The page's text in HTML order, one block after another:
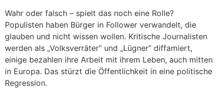
Wahr oder falsch – spielt das noch eine Rolle?
Populisten haben Bürger in Follower verwandelt, die
glauben und nicht wissen wollen. Kritische Journalisten
werden als „Volksverräter“ und „Lügner“ diffamiert,
einige bezahlen ihre Arbeit mit ihrem Leben, auch mitten
in Europa. Das stürzt die Öffentlichkeit in eine politische
Regression.